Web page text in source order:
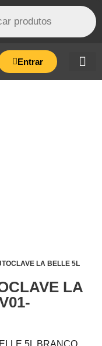
Entrar
LA BELLE 5L
LA
5L BRANCO